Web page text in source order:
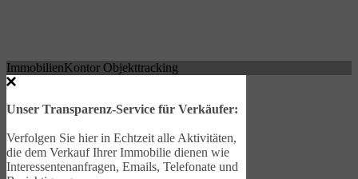
ImmobilienKontor Objekttracking
Unser Transparenz-Service für Verkäufer:
Verfolgen Sie hier in Echtzeit alle Aktivitäten,
die dem Verkauf Ihrer Immobilie dienen wie
Interessentenanfragen, Emails, Telefonate und